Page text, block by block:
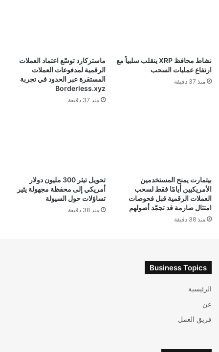
نشاط محافظ XRP ينقلب سلبياً مع
ارتفاع عمليات السحب
منذ 37 دقيقة
ماستركارد توسّع اعتماد العملات
الرقمية لمدفوعات العملات
المستقرة عبر الحدود في تجربة
Borderless.xyz
منذ 37 دقيقة
بيتمارت يمنح المستخدمين
الأمريكيين أيامًا فقط لسحب
العملات الرقمية قبل فحوصات
امتثال صارمة قد تجمّد أصولهم
منذ 38 دقيقة
تحويل تيثر 300 مليون دولار
أمريكي إلى محفظة مجهولة يثير
تساؤلات حول السيولة
منذ 38 دقيقة
Business Topics
الرئيسية
عن
فريق العمل